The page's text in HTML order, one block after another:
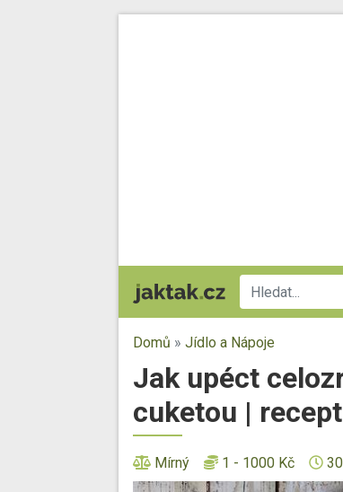
Domů » Jídlo a Nápoje
Jak upéct
cuketou |
Mírný 1 - 1000 Kč